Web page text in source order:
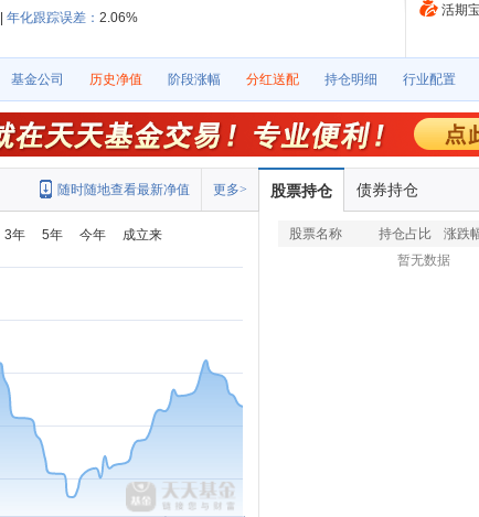
年化跟踪误差： 2.06% 活期
基金公司 历史净值 阶段涨幅 分红送配 持仓明细 行业配置
更多>
随时随地查看最新净值
3年 5年 今年 成立来
股票持仓 债券持仓
股票名称 持仓占比 涨跌
暂无数据